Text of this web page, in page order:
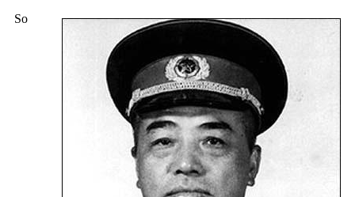
So